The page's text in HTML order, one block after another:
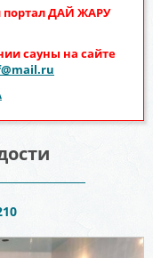
ДАЙ ЖАРУ
сауны на сайте